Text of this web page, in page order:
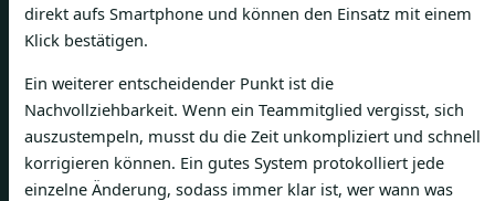
direkt aufs Smartphone und können den Einsatz mit einem
Klick bestätigen.
Ein weiterer entscheidender Punkt ist die
Nachvollziehbarkeit. Wenn ein Teammitglied vergisst, sich
auszustempeln, musst du die Zeit unkompliziert und schnell
korrigieren können. Ein gutes System protokolliert jede
einzelne Änderung, sodass immer klar ist, wer wann was